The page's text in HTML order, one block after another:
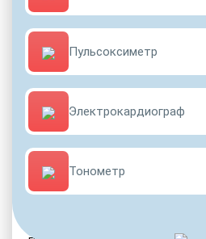
ДРУГИЕ УСЛУГИ
Социальные программы
Опытные медики
Услуги адвоката
Стационарная помощь
Пульсоксиметр
Электрокардиограф
Тонометр